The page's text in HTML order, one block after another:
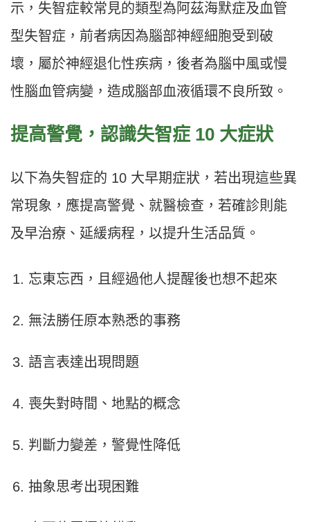
示，失智症較常見的類型為阿茲海默症及血管
型失智症，前者病因為腦部神經細胞受到破
壞，屬於神經退化性疾病，後者為腦中風或慢
性腦血管病變，造成腦部血液循環不良所致。
提高警覺，認識失智症 10 大症狀
以下為失智症的 10 大早期症狀，若出現這些異
常現象，應提高警覺、就醫檢查，若確診則能
及早治療、延緩病程，以提升生活品質。
忘東忘西，且經過他人提醒後也想不起來
無法勝任原本熟悉的事務
語言表達出現問題
喪失對時間、地點的概念
判斷力變差，警覺性降低
抽象思考出現困難